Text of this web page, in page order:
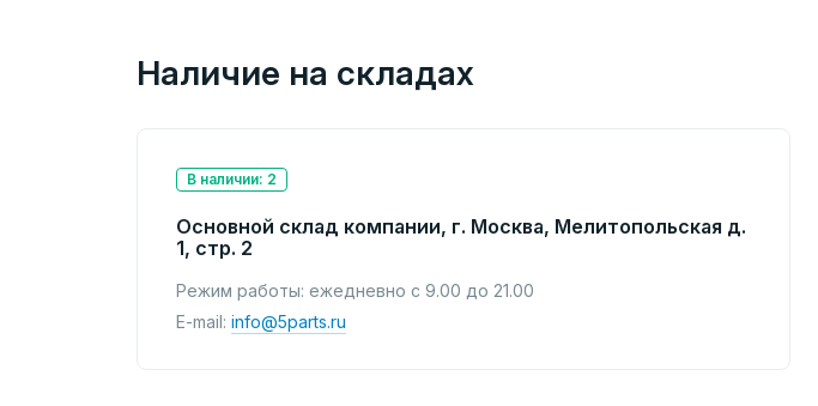
Наличие на складах
В наличии: 2
Основной склад компании, г. Москва, Мелитопольская д.
1, стр. 2
Режим работы: ежедневно с 9.00 до 21.00
E-mail: info@5parts.ru